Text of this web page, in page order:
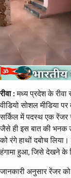
रीवा :मध्य प्रदेश के रीवा
वीडियो सोशल मीडिया
सर्किल में पदस्थ एक
जैसे ही इस बात की भनक
को रंगे हाथों दबोच
हंगामा हुआ, जिसे देखने के
जानकारी अनुसार रेंजर